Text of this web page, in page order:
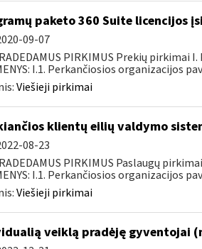
paketo 360 Suite licencijos
09-07
PIRKIMUS Prekių pirkimai I.
I.1. Perkančiosios organizacijos
Viešieji pirkimai
klientų eilių valdymo
08-23
PIRKIMUS Paslaugų
I.1. Perkančiosios organizacijos
Viešieji pirkimai
veiklą pradėję gyventojai